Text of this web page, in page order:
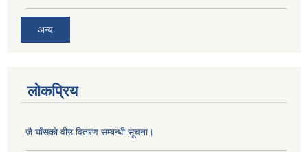
अन्य
लोकप्रिय
जै घाँसको वीउ वितरण सम्बन्धी सूचना।